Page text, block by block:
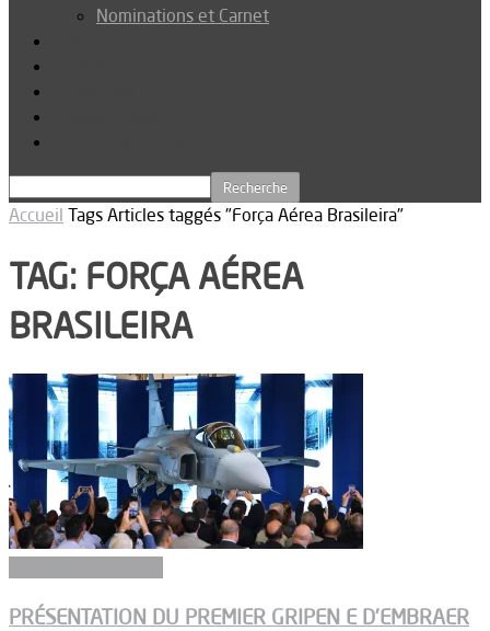
Nominations et Carnet
Accueil Tags Articles taggés "Força Aérea Brasileira"
TAG: FORÇA AÉREA
BRASILEIRA
PRÉSENTATION DU PREMIER GRIPEN E D’EMBRAER